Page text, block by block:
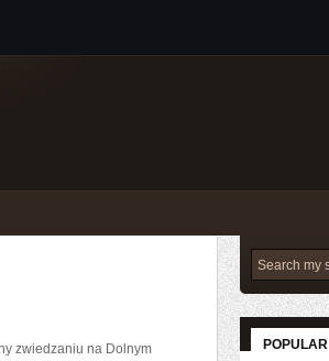
zwiedzaniu na Dolnym
POPULAR